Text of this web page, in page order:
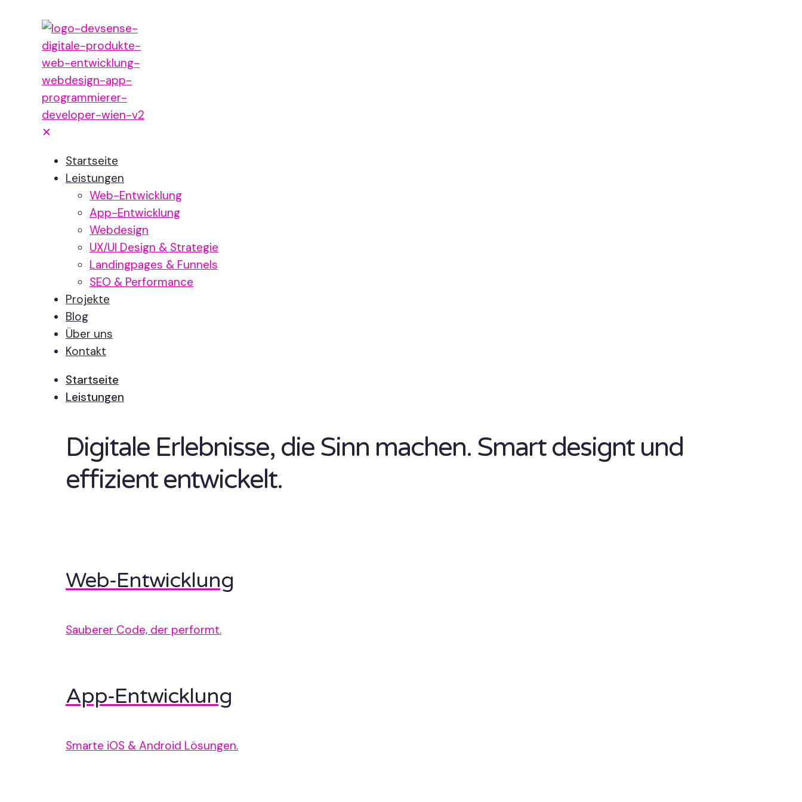
✕
Startseite
Leistungen
Web-Entwicklung
App-Entwicklung
Webdesign
UX/UI Design & Strategie
Landingpages & Funnels
SEO & Performance
Projekte
Blog
Über uns
Kontakt
Startseite
Leistungen
Digitale Erlebnisse, die Sinn machen. Smart designt und
effizient entwickelt.
Web-Entwicklung
Sauberer Code, der performt.
App-Entwicklung
Smarte iOS & Android Lösungen.